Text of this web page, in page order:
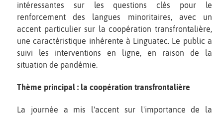
intéressantes sur les questions clés pour le
renforcement des langues minoritaires, avec un
accent particulier sur la coopération transfrontalière,
une caractéristique inhérente à Linguatec. Le public a
suivi les interventions en ligne, en raison de la
situation de pandémie.
Thème principal : la coopération transfrontalière
La journée a mis l'accent sur l'importance de la